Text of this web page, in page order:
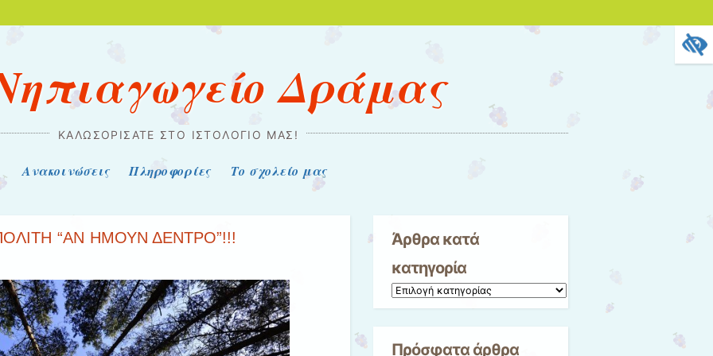
Δράμας
ΚΑΛΩΣΟΡΊΣΑΤΕ ΣΤΟ ΙΣΤΟΛΌΓΙΌ ΜΑΣ!
Ανακοινώσεις Πληροφορίες Το σχολείο μας
“ΑΝ ΗΜΟΥΝ ΔΕΝΤΡΟ”!!!
Άρθρα κατά
κατηγορία
Άρθρα
κατά
Πρόσφατα άρθρα